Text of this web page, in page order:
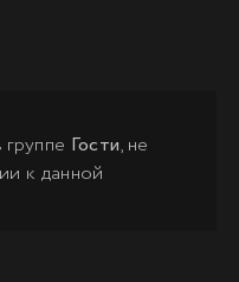
Гости, не
к данной